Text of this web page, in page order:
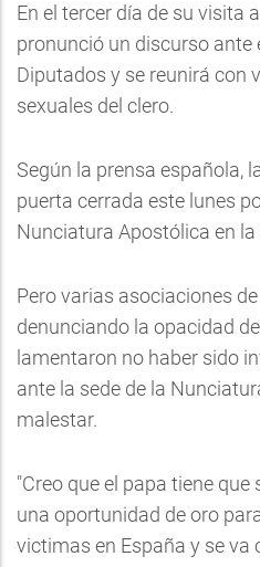
En el tercer día de su visita
pronunció un discurso ante
Diputados y se reunirá con
sexuales del clero.
Según la prensa española,
puerta cerrada este lunes
Nunciatura Apostólica en
Pero varias asociaciones
denunciando la opacidad
lamentaron no haber sido
ante la sede de la
malestar.
"Creo que el papa tiene
una oportunidad de oro
victimas en España y se va